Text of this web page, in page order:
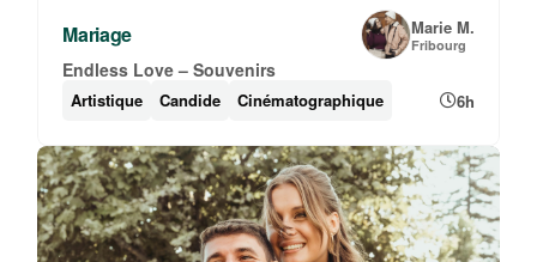
Mariage Marie M.
Fribourg
Endless Love – Souvenirs
Artistique Candide Cinématographique 6h